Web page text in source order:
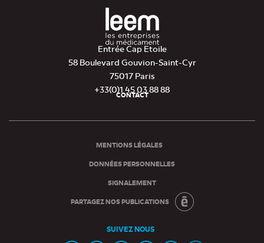
Entrée Cap Etoile
58 Boulevard Gouvion-Saint-Cyr
75017 Paris
+33(0)1 45 03 88 88
de
CONTACT
MENTIONS LÉGALES
DONNÉES PERSONNELLES
SIGNALEMENT
PARTAGEZ NOS PUBLICATIONS
SUIVEZ NOUS